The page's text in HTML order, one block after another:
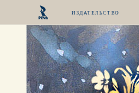
ИЗДАТЕЛЬСТВО